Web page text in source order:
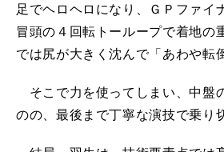
足でヘロヘロになり、ＧＰファイ
冒頭の４回転トーループで着地の
では尻が大きく沈んで「あわや転
そこで力を使ってしまい、中盤
のの、最後まで丁寧な演技で乗り